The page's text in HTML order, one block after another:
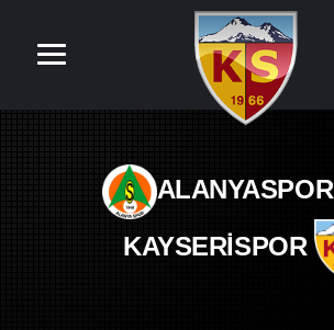
ALANYASPOR
KAYSERİSPOR